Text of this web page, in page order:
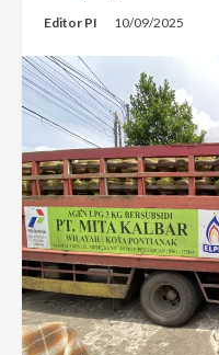
Editor PI 10/09/2025